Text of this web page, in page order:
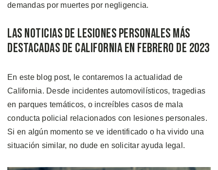
demandas por muertes por negligencia.
Las Noticias de Lesiones Personales Más
Destacadas de California en Febrero de 2023
En este blog post, le contaremos la actualidad de
California. Desde incidentes automovilísticos, tragedias
en parques temáticos, o increíbles casos de mala
conducta policial relacionados con lesiones personales.
Si en algún momento se ve identificado o ha vivido una
situación similar, no dude en solicitar ayuda legal.